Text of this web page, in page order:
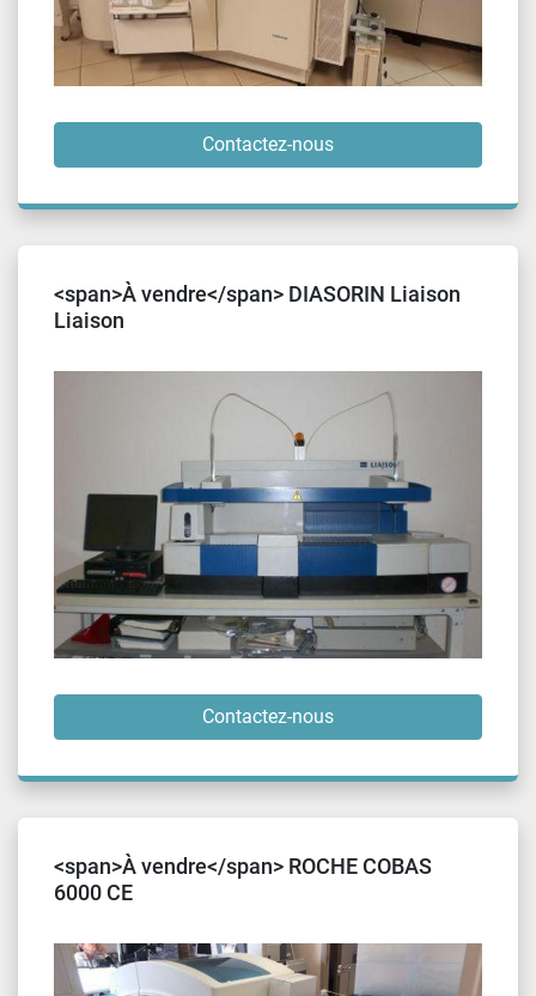
Contactez-nous
<span>À vendre</span> DIASORIN Liaison
Liaison
Contactez-nous
<span>À vendre</span> ROCHE COBAS
6000 CE